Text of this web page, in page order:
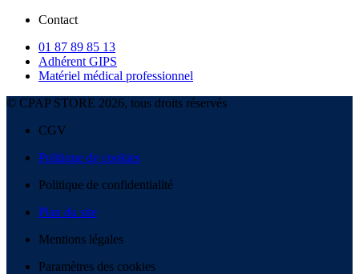
Contact
01 87 89 85 13
Adhérent GIPS
Matériel médical professionnel
© CPAP STORE 2026, tous droits réservés
CGV
Politique de cookies
Politique de confidentialité
Plan du site
Mentions légales
Paramètres des cookies